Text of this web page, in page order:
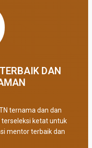
DAN
ternama dan dan
terseleksi ketat untuk
mentor terbaik dan